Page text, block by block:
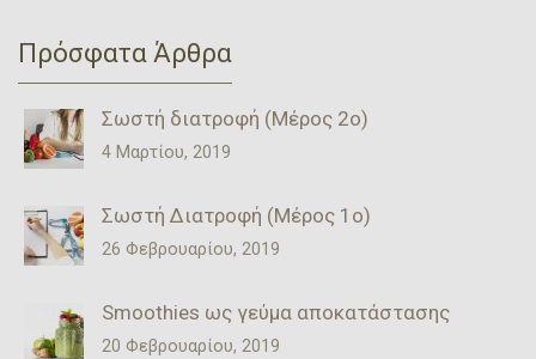
Πρόσφατα Άρθρα
Σωστή διατροφή (Μέρος 2ο)
4 Μαρτίου, 2019
Σωστή Διατροφή (Μέρος 1ο)
26 Φεβρουαρίου, 2019
Smoothies ως γεύμα αποκατάστασης
20 Φεβρουαρίου, 2019